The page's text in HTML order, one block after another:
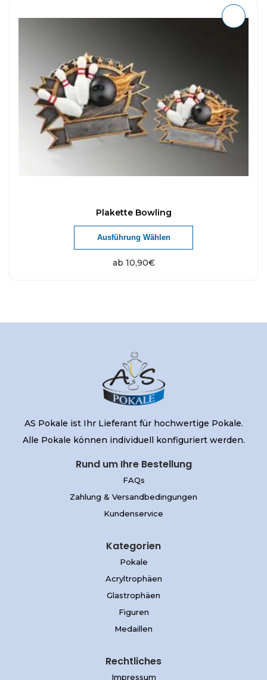
Plakette Bowling
ab 10,90€
Ausführung Wählen
AS Pokale ist Ihr Lieferant für hochwertige Pokale.
Alle Pokale können individuell konfiguriert werden.
Rund um Ihre Bestellung
FAQs
Zahlung & Versandbedingungen
Kundenservice
Kategorien
Pokale
Acryltrophäen
Glastrophäen
Figuren
Medaillen
Rechtliches
Impressum